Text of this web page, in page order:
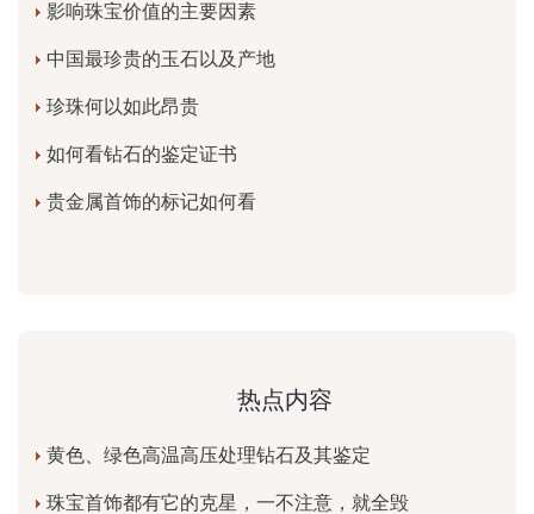
影响珠宝价值的主要因素
中国最珍贵的玉石以及产地
珍珠何以如此昂贵
如何看钻石的鉴定证书
贵金属首饰的标记如何看
热点内容
黄色、绿色高温高压处理钻石及其鉴定
珠宝首饰都有它的克星，一不注意，就全毁